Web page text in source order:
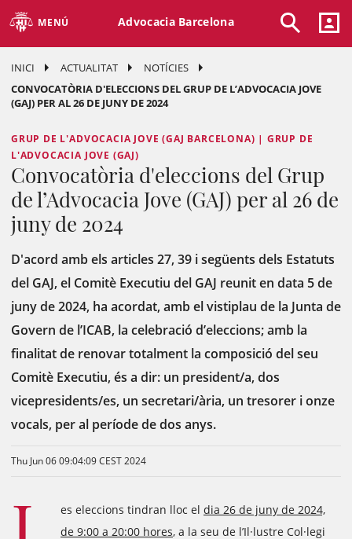
MENÚ Advocacia Barcelona
INICI ACTUALITAT
NOTÍCIES
CONVOCATÒRIA D'ELECCIONS DEL GRUP DE L’ADVOCACIA JOVE
(GAJ) PER AL 26 DE JUNY DE 2024
GRUP DE L'ADVOCACIA JOVE (GAJ BARCELONA) | GRUP DE
L'ADVOCACIA JOVE (GAJ)
Convocatòria d'eleccions del Grup
de l’Advocacia Jove (GAJ) per al 26 de
juny de 2024
D'acord amb els articles 27, 39 i següents dels Estatuts
del GAJ, el Comitè Executiu del GAJ reunit en data 5 de
juny de 2024, ha acordat, amb el vistiplau de la Junta de
Govern de l’ICAB, la celebració d’eleccions; amb la
finalitat de renovar totalment la composició del seu
Comitè Executiu, és a dir: un president/a, dos
vicepresidents/es, un secretari/ària, un tresorer i onze
vocals, per al període de dos anys.
Thu Jun 06 09:04:09 CEST 2024
es eleccions tindran lloc el dia 26 de juny de 2024,
de 9:00 a 20:00 hores, a la seu de l’Il·lustre Col·legi